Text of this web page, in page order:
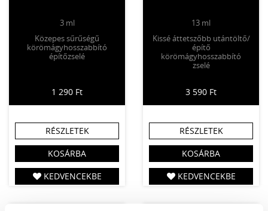
3 ml
Közepes sűrűségű
körömágyhosszabbító
építőzselé
1 290 Ft
RÉSZLETEK
KOSÁRBA
KEDVENCEKBE
13 ml
Kissé áttetszőbb utántöltő/
építő
körömágyhosszabbító
zselé
3 590 Ft
RÉSZLETEK
KOSÁRBA
KEDVENCEKBE